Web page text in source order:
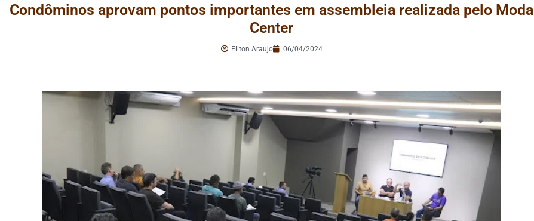
Condôminos aprovam pontos importantes em assembleia realizada pelo Moda
Center
Eliton Araujo 06/04/2024